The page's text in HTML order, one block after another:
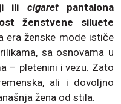
ili cigaretpantalona
ženstvene siluete
era ženske mode ističe
sa osnovama u
– pletenini i vezu. Zato
ali i dovoljno
žena od stila.